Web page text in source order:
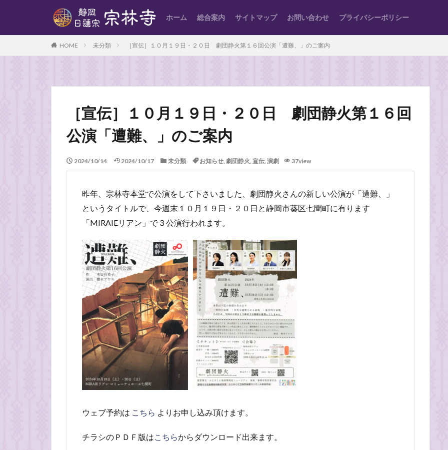
ホーム 総合案内 サイトマップ お問い合わせ プライバシーポリシー
HOME 未分類 ［宣伝］１０月１９日・２０日 劇団静火第１６回公演「遭難、」のご案内
［宣伝］１０月１９日・２０日 劇団静火第１６回
公演「遭難、」のご案内
2024/10/14 2024/10/17 未分類 お知らせ, 劇団静火, 宣伝, 演劇 37view
昨年、宗林寺本堂で公演をして下さいました、劇団静火さんの新しい公演が「遭難、」
というタイトルで、今週末１０月１９日・２０日と静岡市葵区七間町に有ります
「MIRAIEリアン」で３公演行われます。
ウェブ予約は こちら よりお申し込み頂けます。
チラシのＰＤＦ版はこちらからダウンロード出来ます。